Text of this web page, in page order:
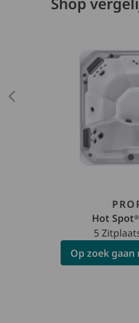
Hot Spot®
5
Op zoek gaan